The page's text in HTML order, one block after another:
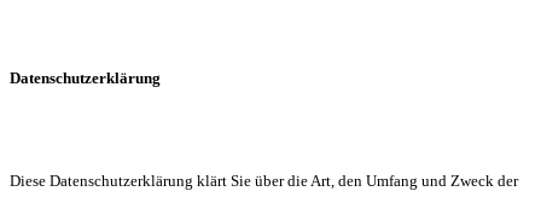
Datenschutzerklärung
Diese Datenschutzerklärung klärt Sie über die Art, den Umfang und Zweck der